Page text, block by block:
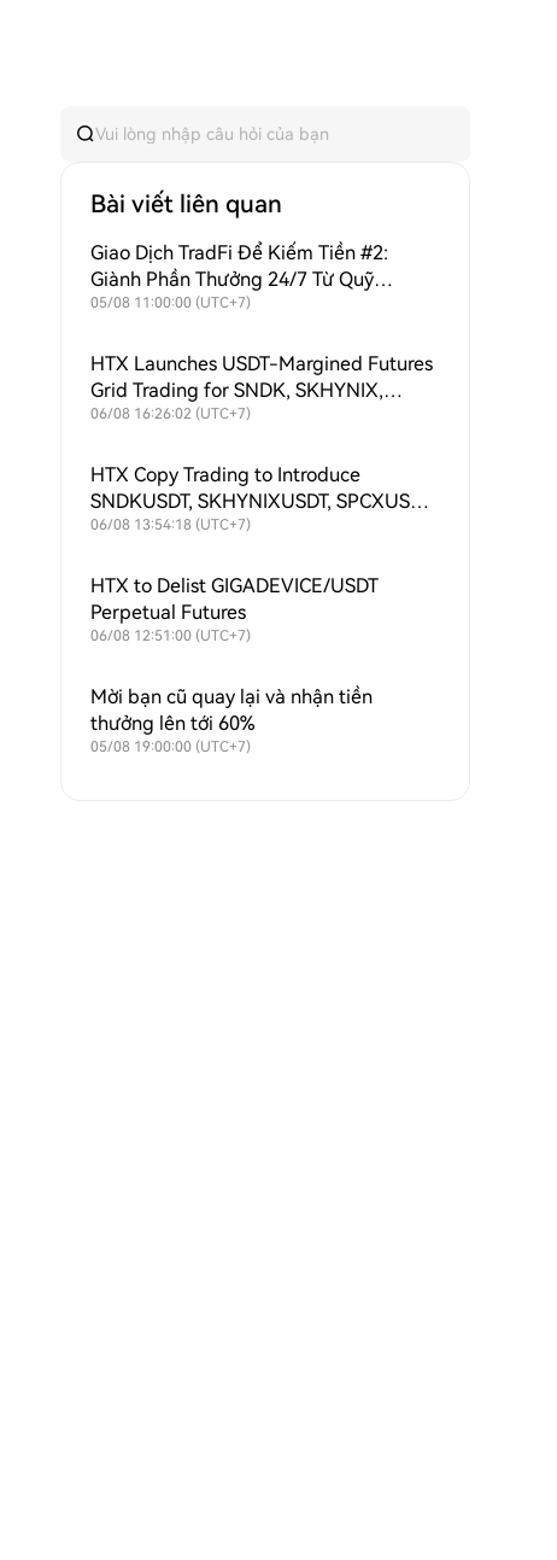
Bài viết liên quan
Giao Dịch TradFi Để Kiếm Tiền #2:
Giành Phần Thưởng 24/7 Từ Quỹ
Thưởng Hàng Ngày 8.000 USDT + Mua
05/08 11:00:00 (UTC+7)
HTX Launches USDT-Margined Futures
Grid Trading for SNDK, SKHYNIX,
SPCX, XAU, MU, SKHY, SOXL and
06/08 16:26:02 (UTC+7)
HTX Copy Trading to Introduce
SNDKUSDT, SKHYNIXUSDT, SPCXUSDT,
XAUUSDT, MUUSDT, SKHYUSDT,
Symbols
06/08 13:54:18 (UTC+7)
HTX to Delist GIGADEVICE/USDT
Perpetual Futures
06/08 12:51:00 (UTC+7)
Mời bạn cũ quay lại và nhận tiền
thưởng lên tới 60%
05/08 19:00:00 (UTC+7)